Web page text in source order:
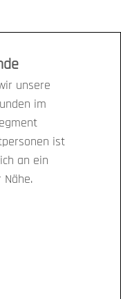
unsere
im
ist
an ein